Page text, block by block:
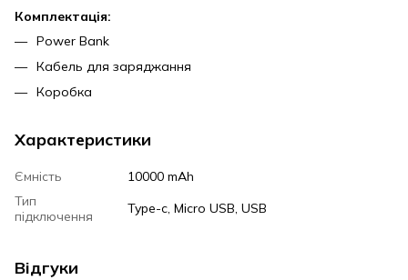
Комплектація:
Power Bank
Кабель для заряджання
Коробка
Характеристики
Ємність
10000 mAh
Тип
підключення
Type-c, Micro USB, USB
Відгуки